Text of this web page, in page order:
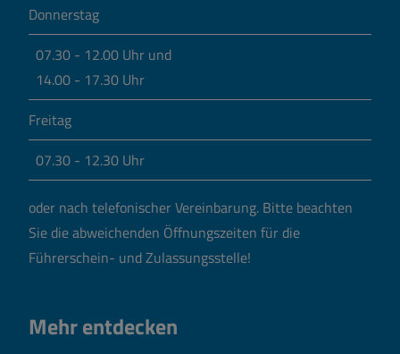
Donnerstag
07.30 - 12.00 Uhr und
14.00 - 17.30 Uhr
Freitag
07.30 - 12.30 Uhr
oder nach telefonischer Vereinbarung. Bitte beachten
Sie die abweichenden Öffnungszeiten für die
Führerschein- und Zulassungsstelle!
Mehr entdecken